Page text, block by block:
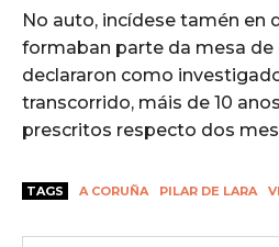
No auto, incídese tamén en
formaban parte da mesa
declararon como
transcorrido, máis de 10
prescritos respecto dos
TAGS A CORUÑA PILAR DE LARA